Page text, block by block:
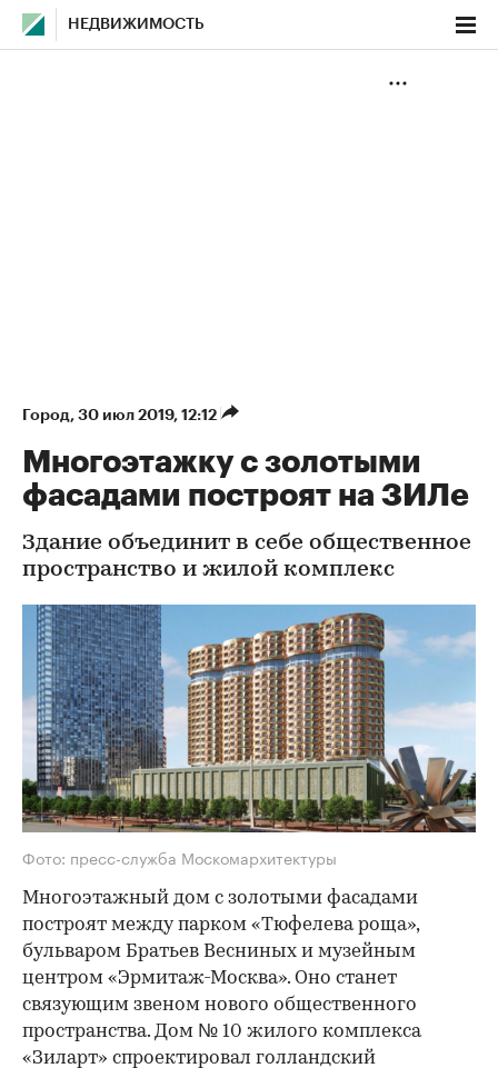
НЕДВИЖИМОСТЬ
Город⁠, 30 июл 2019, 12:12
Многоэтажку с золотыми
фасадами построят на ЗИЛе
Здание объединит в себе общественное
пространство и жилой комплекс
Фото: пресс-служба Москомархитектуры
Многоэтажный дом с золотыми фасадами
построят между парком «Тюфелева роща»,
бульваром Братьев Весниных и музейным
центром «Эрмитаж-Москва». Оно станет
связующим звеном нового общественного
пространства. Дом № 10 жилого комплекса
«Зиларт» спроектировал голландский